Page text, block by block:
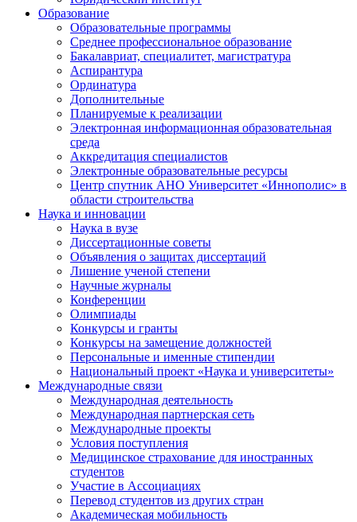
Образование
Образовательные программы
Среднее профессиональное образование
Бакалавриат, специалитет, магистратура
Аспирантура
Ординатура
Дополнительные
Планируемые к реализации
Электронная информационная образовательная
среда
Аккредитация специалистов
Электронные образовательные ресурсы
Центр спутник АНО Университет «Иннополис» в
области строительства
Наука и инновации
Наука в вузе
Диссертационные советы
Объявления о защитах диссертаций
Лишение ученой степени
Научные журналы
Конференции
Олимпиады
Конкурсы и гранты
Конкурсы на замещение должностей
Персональные и именные стипендии
Национальный проект «Наука и университеты»
Международные связи
Международная деятельность
Международная партнерская сеть
Международные проекты
Условия поступления
Медицинское страхование для иностранных
студентов
Участие в Ассоциациях
Перевод студентов из других стран
Академическая мобильность